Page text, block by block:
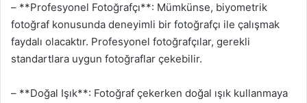
– **Profesyonel Fotoğrafçı**: Mümkünse, biyometrik
fotoğraf konusunda deneyimli bir fotoğrafçı ile çalışmak
faydalı olacaktır. Profesyonel fotoğrafçılar, gerekli
standartlara uygun fotoğraflar çekebilir.
– **Doğal Işık**: Fotoğraf çekerken doğal ışık kullanmaya